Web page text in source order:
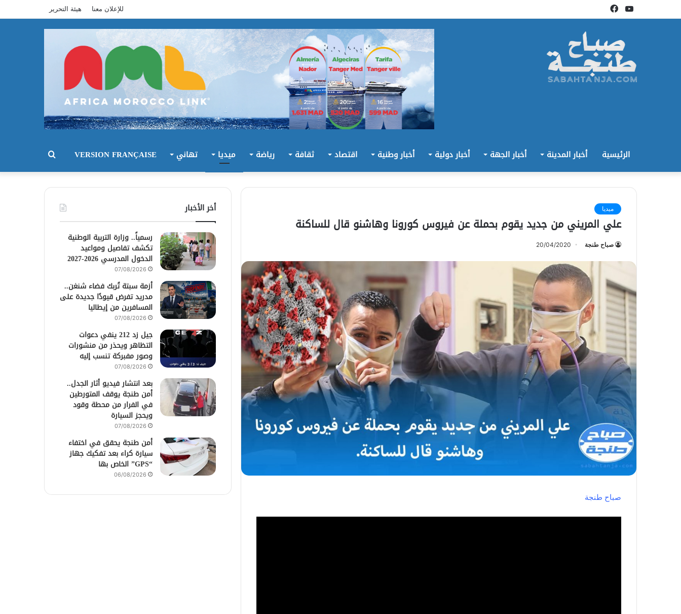
فيسبوكيوتيوب للإعلان معنا هيئة التحرير
الرئيسية أخبار المدينة أخبار الجهة أخبار دولية أخبار وطنية اقتصاد ثقافة رياضة ميديا تهاني VERSION FRANÇAISE بحث
ميديا
علي المريني من جديد يقوم بحملة عن فيروس كورونا وهاشنو قال للساكنة
صباح طنجة 20/04/2020
صباح طنجة
أخر الأخبار
رسمياً.. وزارة التربية الوطنية
تكشف تفاصيل ومواعيد
الدخول المدرسي 2026-2027
07/08/2026
أزمة سبتة تُربك فضاء شنغن..
مدريد تفرض قيودًا جديدة على
المسافرين من إيطاليا
07/08/2026
جيل زد 212 ينفي دعوات
التظاهر ويحذر من منشورات
وصور مفبركة تنسب إليه
07/08/2026
بعد انتشار فيديو أثار الجدل..
أمن طنجة يوقف المتورطين
في الفرار من محطة وقود
ويحجز السيارة
07/08/2026
أمن طنجة يحقق في اختفاء
سيارة كراء بعد تفكيك جهاز
“GPS” الخاص بها
06/08/2026